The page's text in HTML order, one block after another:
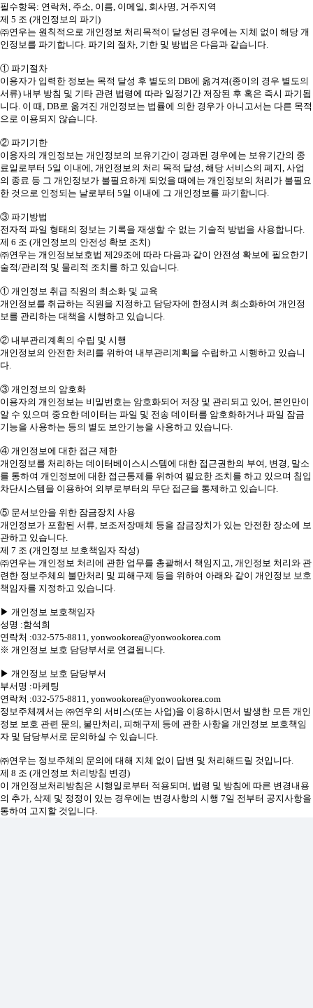
필수항목: 연락처, 주소, 이름, 이메일, 회사명, 거주지역
제 5 조 (개인정보의 파기)
㈜연우는 원칙적으로 개인정보 처리목적이 달성된 경우에는 지체 없이 해당 개
인정보를 파기합니다. 파기의 절차, 기한 및 방법은 다음과 같습니다.
① 파기절차
이용자가 입력한 정보는 목적 달성 후 별도의 DB에 옮겨져(종이의 경우 별도의
서류) 내부 방침 및 기타 관련 법령에 따라 일정기간 저장된 후 혹은 즉시 파기됩
니다. 이 때, DB로 옮겨진 개인정보는 법률에 의한 경우가 아니고서는 다른 목적
으로 이용되지 않습니다.
② 파기기한
이용자의 개인정보는 개인정보의 보유기간이 경과된 경우에는 보유기간의 종
료일로부터 5일 이내에, 개인정보의 처리 목적 달성, 해당 서비스의 폐지, 사업
의 종료 등 그 개인정보가 불필요하게 되었을 때에는 개인정보의 처리가 불필요
한 것으로 인정되는 날로부터 5일 이내에 그 개인정보를 파기합니다.
③ 파기방법
전자적 파일 형태의 정보는 기록을 재생할 수 없는 기술적 방법을 사용합니다.
제 6 조 (개인정보의 안전성 확보 조치)
㈜연우는 개인정보보호법 제29조에 따라 다음과 같이 안전성 확보에 필요한기
술적/관리적 및 물리적 조치를 하고 있습니다.
① 개인정보 취급 직원의 최소화 및 교육
개인정보를 취급하는 직원을 지정하고 담당자에 한정시켜 최소화하여 개인정
보를 관리하는 대책을 시행하고 있습니다.
② 내부관리계획의 수립 및 시행
개인정보의 안전한 처리를 위하여 내부관리계획을 수립하고 시행하고 있습니
다.
③ 개인정보의 암호화
이용자의 개인정보는 비밀번호는 암호화되어 저장 및 관리되고 있어, 본인만이
알 수 있으며 중요한 데이터는 파일 및 전송 데이터를 암호화하거나 파일 잠금
기능을 사용하는 등의 별도 보안기능을 사용하고 있습니다.
④ 개인정보에 대한 접근 제한
개인정보를 처리하는 데이터베이스시스템에 대한 접근권한의 부여, 변경, 말소
를 통하여 개인정보에 대한 접근통제를 위하여 필요한 조치를 하고 있으며 침입
차단시스템을 이용하여 외부로부터의 무단 접근을 통제하고 있습니다.
⑤ 문서보안을 위한 잠금장치 사용
개인정보가 포함된 서류, 보조저장매체 등을 잠금장치가 있는 안전한 장소에 보
관하고 있습니다.
제 7 조 (개인정보 보호책임자 작성)
㈜연우는 개인정보 처리에 관한 업무를 총괄해서 책임지고, 개인정보 처리와 관
련한 정보주체의 불만처리 및 피해구제 등을 위하여 아래와 같이 개인정보 보호
책임자를 지정하고 있습니다.
▶ 개인정보 보호책임자
성명 :함석희
연락처 :032-575-8811, yonwookorea@yonwookorea.com
※ 개인정보 보호 담당부서로 연결됩니다.
▶ 개인정보 보호 담당부서
부서명 :마케팅
연락처 :032-575-8811, yonwookorea@yonwookorea.com
정보주체께서는 ㈜연우의 서비스(또는 사업)을 이용하시면서 발생한 모든 개인
정보 보호 관련 문의, 불만처리, 피해구제 등에 관한 사항을 개인정보 보호책임
자 및 담당부서로 문의하실 수 있습니다.
㈜연우는 정보주체의 문의에 대해 지체 없이 답변 및 처리해드릴 것입니다.
제 8 조 (개인정보 처리방침 변경)
이 개인정보처리방침은 시행일로부터 적용되며, 법령 및 방침에 따른 변경내용
의 추가, 삭제 및 정정이 있는 경우에는 변경사항의 시행 7일 전부터 공지사항을
통하여 고지할 것입니다.